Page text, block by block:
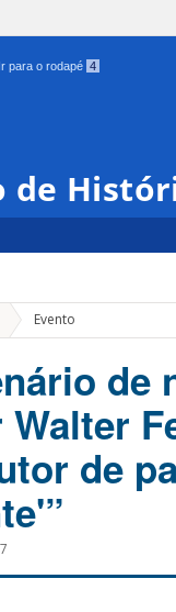
Ir para o rodapé 4
de
Evento
de
de